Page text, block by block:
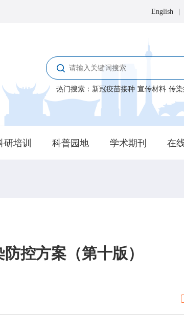
预警信息
English |
热门搜索 ： 新冠疫苗接种 宣传材料 传染
研培训 科普园地 学术期刊 在
控方案（第十版）